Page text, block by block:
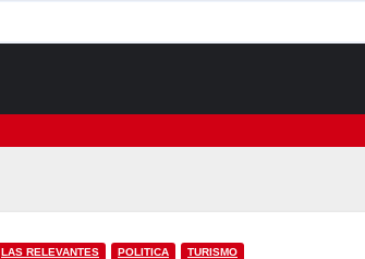
LAS RELEVANTES POLITICA TURISMO